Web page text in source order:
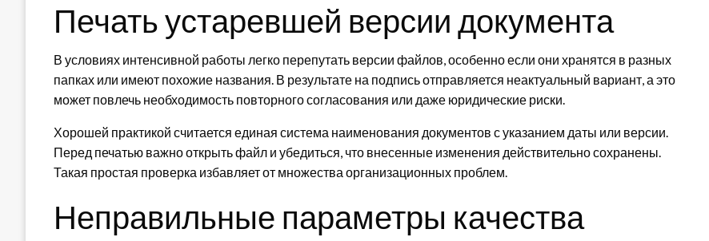
Печать устаревшей версии документа
В условиях интенсивной работы легко перепутать версии файлов, особенно если они хранятся в разных
папках или имеют похожие названия. В результате на подпись отправляется неактуальный вариант, а это
может повлечь необходимость повторного согласования или даже юридические риски.
Хорошей практикой считается единая система наименования документов с указанием даты или версии.
Перед печатью важно открыть файл и убедиться, что внесенные изменения действительно сохранены.
Такая простая проверка избавляет от множества организационных проблем.
Неправильные параметры качества